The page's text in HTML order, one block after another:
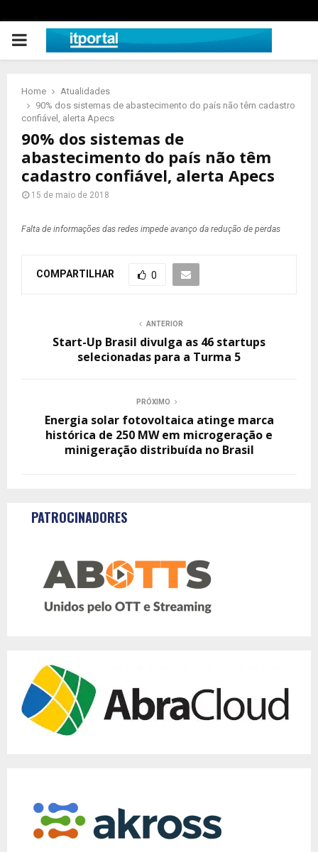
PRIMARY
Home
Atualidades
90% dos sistemas de abastecimento do país não têm cadastro
confiável, alerta Apecs
90% dos sistemas de
abastecimento do país não têm
cadastro confiável, alerta Apecs
15 de maio de 2018
Falta de informações das redes impede avanço da redução de perdas
COMPARTILHAR 0
ANTERIOR
Start-Up Brasil divulga as 46 startups
selecionadas para a Turma 5
PRÓXIMO
Energia solar fotovoltaica atinge marca
histórica de 250 MW em microgeração e
minigeração distribuída no Brasil
PATROCINADORES